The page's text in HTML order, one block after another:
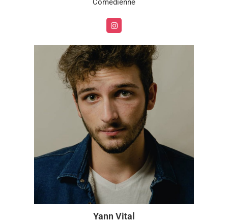
Comédienne
Yann Vital